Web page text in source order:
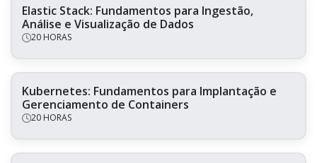
Elastic Stack: Fundamentos para Ingestão,
Análise e Visualização de Dados
20 HORAS
Kubernetes: Fundamentos para Implantação e
Gerenciamento de Containers
20 HORAS